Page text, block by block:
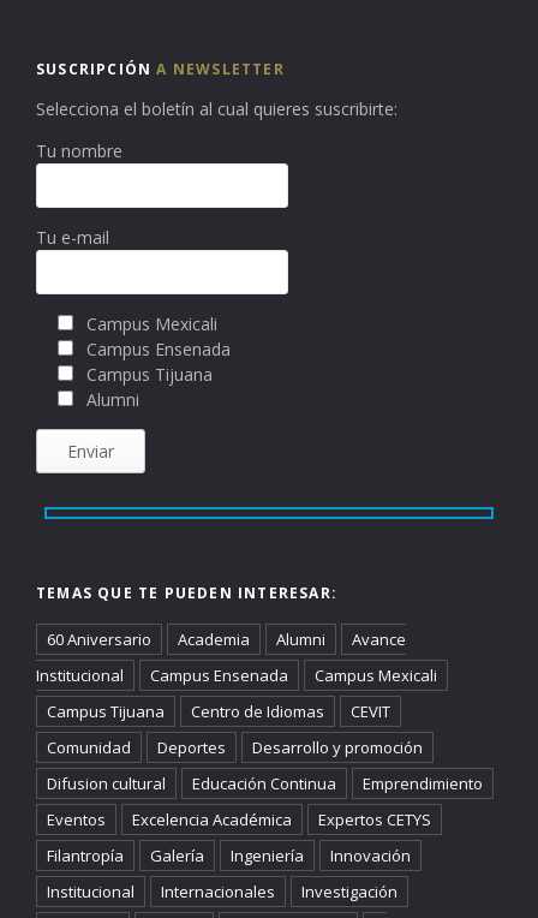
SUSCRIPCIÓNA NEWSLETTER
Selecciona el boletín al cual quieres suscribirte:
Tu nombre
Tu e-mail
Campus Mexicali
Campus Ensenada
Campus Tijuana
Alumni
TEMAS QUE TE PUEDEN INTERESAR:
60 Aniversario Academia Alumni
Avance
Institucional
Campus Ensenada
Campus Mexicali
Campus Tijuana
Centro de Idiomas
CEVIT
Comunidad
Deportes
Desarrollo y promoción
Difusion cultural
Educación Continua
Emprendimiento
Eventos
Excelencia Académica
Expertos CETYS
Filantropía
Galería Ingeniería
Innovación
Institucional
Internacionales
Investigación